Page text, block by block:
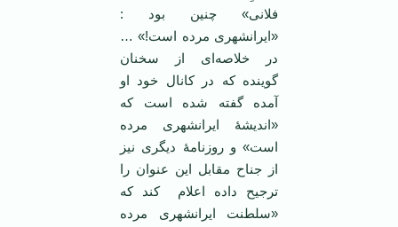
فلانی» چنین بود :
«ایرانشهری مرده است!» …
در خلاصه‌ای از سخنان
گوینده که در کانال خود او
آمده گفته شده است که
«اندیشۀ ایرانشهری مرده
است» و روزنامۀ دیگری نیز
از جناح مقابل این عنوان را
ترجیح داده اعلام کند که
«سلطنت ایرانشهری مرده